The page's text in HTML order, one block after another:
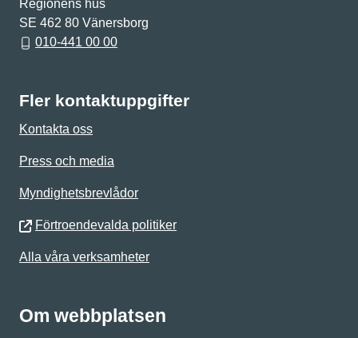
Regionens hus
SE 462 80 Vänersborg
010-441 00 00
Fler kontaktuppgifter
Kontakta oss
Press och media
Myndighetsbrevlådor
Förtroendevalda politiker
Alla våra verksamheter
Om webbplatsen